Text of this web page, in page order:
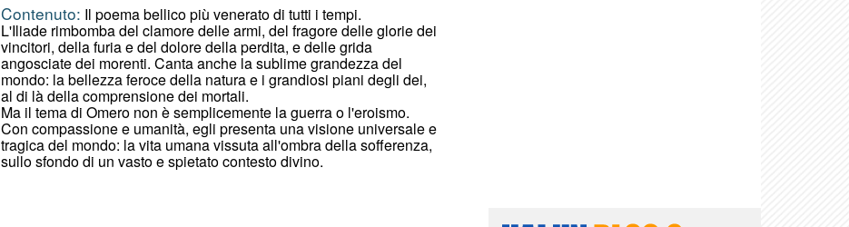
Contenuto: Il poema bellico più venerato di tutti i tempi.
L'Iliade rimbomba del clamore delle armi, del fragore delle glorie dei
vincitori, della furia e del dolore della perdita, e delle grida
angosciate dei morenti. Canta anche la sublime grandezza del
mondo: la bellezza feroce della natura e i grandiosi piani degli dei,
al di là della comprensione dei mortali.
Ma il tema di Omero non è semplicemente la guerra o l'eroismo.
Con compassione e umanità, egli presenta una visione universale e
tragica del mondo: la vita umana vissuta all'ombra della sofferenza,
sullo sfondo di un vasto e spietato contesto divino.